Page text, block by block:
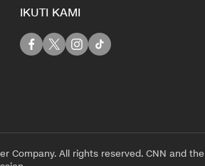
IKUTI KAMI
Company. All rights reserved. CNN and the